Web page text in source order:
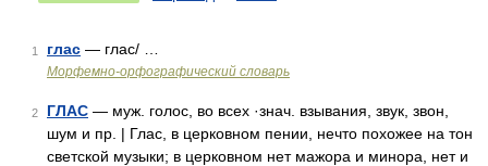
1 глас — глас/ …
Морфемно-орфографический словарь
2 ГЛАС — муж. голос, во всех ·знач. взывания, звук, звон,
шум и пр. | Глас, в церковном пении, нечто похожее на тон
светской музыки; в церковном нет мажора и минора, нет и